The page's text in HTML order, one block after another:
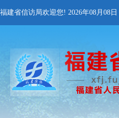
福建省信访局欢迎您! 2026年08月08日